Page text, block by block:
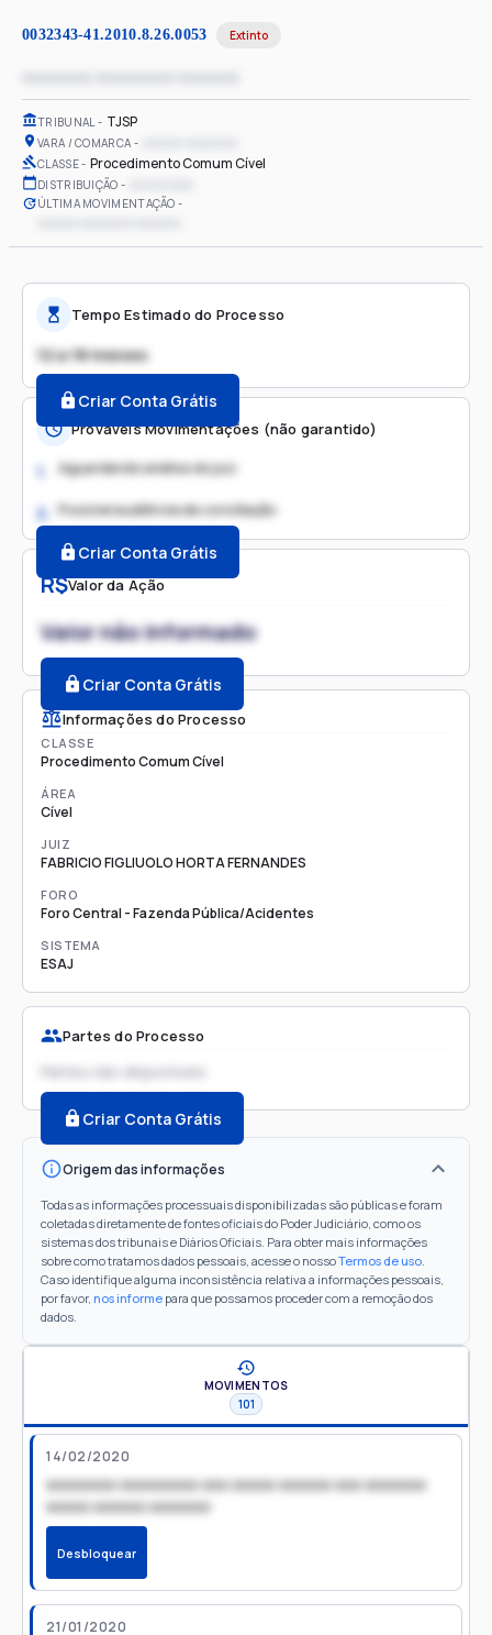
0032343-41.2010.8.26.0053 Extinto
TRIBUNAL TJSP
VARA / COMARCA
CLASSE Procedimento Comum Cível
DISTRIBUIÇÃO
ÚLTIMA MOVIMENTAÇÃO
R$Valor da Ação
Valor não informado
Criar Conta Grátis
Informações do Processo
CLASSE
Procedimento Comum Cível
ÁREA
Cível
JUIZ
FABRICIO FIGLIUOLO HORTA FERNANDES
FORO
Foro Central - Fazenda Pública/Acidentes
SISTEMA
ESAJ
Partes do Processo
Partes não disponíveis
Criar Conta Grátis
Origem das informações
Todas as informações processuais disponibilizadas são públicas e foram
coletadas diretamente de fontes oficiais do Poder Judiciário, como os
sistemas dos tribunais e Diários Oficiais. Para obter mais informações
sobre como tratamos dados pessoais, acesse o nossoTermos de uso.
Caso identifique alguma inconsistência relativa a informações pessoais,
por favor, nos informe para que possamos proceder com a remoção dos
dados.
Tempo Estimado do Processo
12 a 18 meses
Criar Conta Grátis
Prováveis Movimentações (não garantido)
1. Aguardando análise do juiz
2. Possível audiência de conciliação
Criar Conta Grátis
MOVIMENTOS
101
14/02/2020
xxxxxxxx xxxxxxxxx xxx xxxxx xxxxxx xxx xxxxxxx
xxxxx xxxxxx xxxxxxx
Desbloquear
21/01/2020